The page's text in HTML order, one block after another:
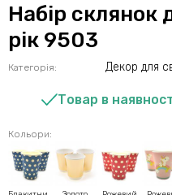
Набір склянок
рік 9503
Категорія: Декор для
Товар в
Кольори: